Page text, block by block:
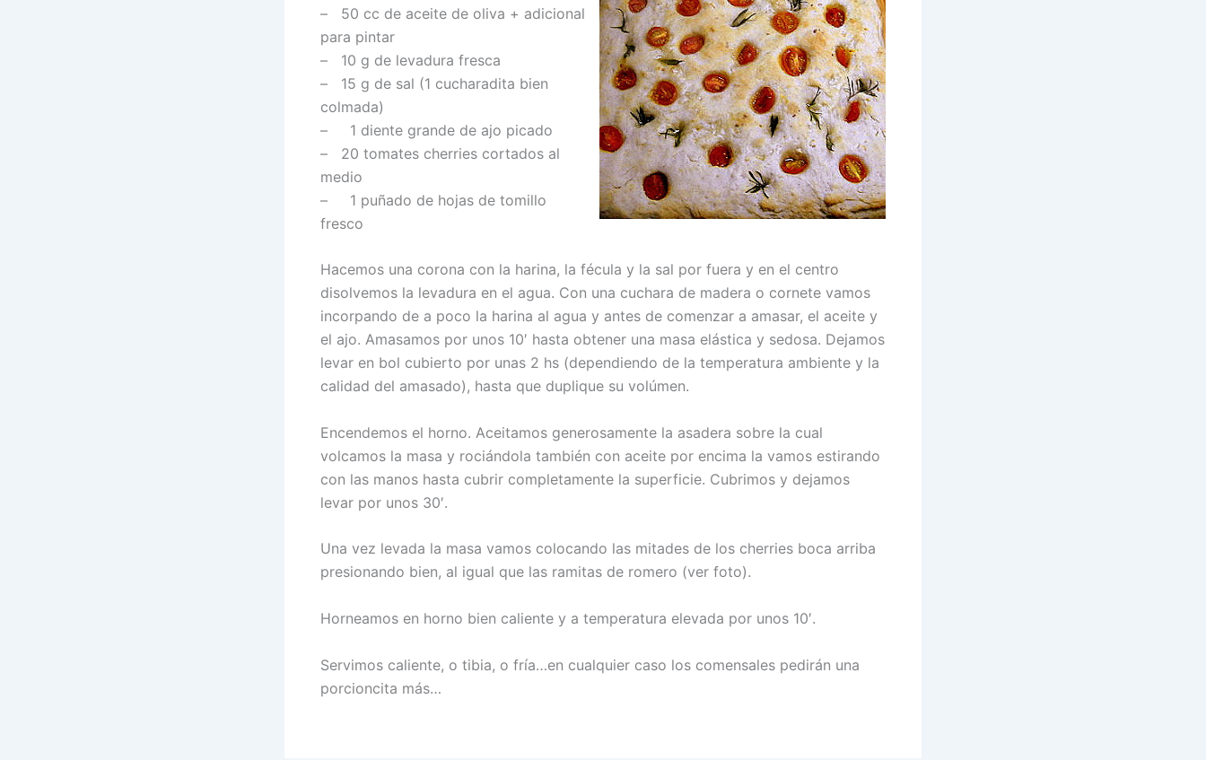
– 50 cc de aceite de oliva + adicional
para pintar
– 10 g de levadura fresca
– 15 g de sal (1 cucharadita bien
colmada)
– 1 diente grande de ajo picado
– 20 tomates cherries cortados al
medio
– 1 puñado de hojas de tomillo
fresco
Hacemos una corona con la harina, la fécula y la sal por fuera y en el centro
disolvemos la levadura en el agua. Con una cuchara de madera o cornete vamos
incorpando de a poco la harina al agua y antes de comenzar a amasar, el aceite y
el ajo. Amasamos por unos 10′ hasta obtener una masa elástica y sedosa. Dejamos
levar en bol cubierto por unas 2 hs (dependiendo de la temperatura ambiente y la
calidad del amasado), hasta que duplique su volúmen.
Encendemos el horno. Aceitamos generosamente la asadera sobre la cual
volcamos la masa y rociándola también con aceite por encima la vamos estirando
con las manos hasta cubrir completamente la superficie. Cubrimos y dejamos
levar por unos 30′.
Una vez levada la masa vamos colocando las mitades de los cherries boca arriba
presionando bien, al igual que las ramitas de romero (ver foto).
Horneamos en horno bien caliente y a temperatura elevada por unos 10′.
Servimos caliente, o tibia, o fría…en cualquier caso los comensales pedirán una
porcioncita más…